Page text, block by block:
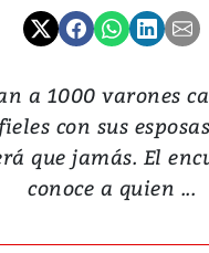
a 1000 varones
con sus
que jamás. El
conoce a quien ...